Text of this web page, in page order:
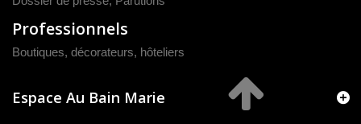
Professionnels
Boutiques, décorateurs, hôteliers
Espace Au Bain Marie